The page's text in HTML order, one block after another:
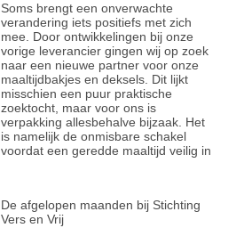
Soms brengt een onverwachte
verandering iets positiefs met zich
mee. Door ontwikkelingen bij onze
vorige leverancier gingen wij op zoek
naar een nieuwe partner voor onze
maaltijdbakjes en deksels. Dit lijkt
misschien een puur praktische
zoektocht, maar voor ons is
verpakking allesbehalve bijzaak. Het
is namelijk de onmisbare schakel
voordat een geredde maaltijd veilig in
De afgelopen maanden bij Stichting
Vers en Vrij